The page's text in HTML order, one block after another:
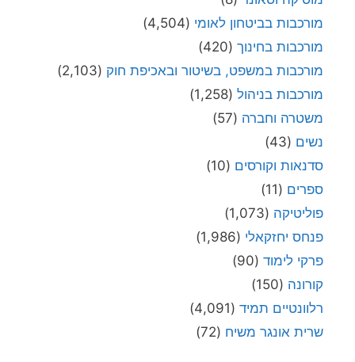
מורכבות בביטחון לאומי (4,504)
מורכבות בחינוך (420)
מורכבות במשפט, בשיטור ובאכיפת חוק (2,103)
מורכבות בניהול (1,258)
משטרה וחברה (57)
נשים (43)
סדנאות וקורסים (10)
ספרים (11)
פוליטיקה (1,073)
פנחס יחזקאלי (1,986)
פרקי לימוד (90)
קורונה (150)
רלוונטיים תמיד (4,091)
שרית אונגר משיח (72)